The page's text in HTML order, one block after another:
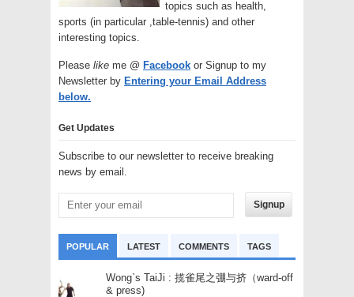
topics such as health,
sports (in particular ,table-tennis) and other
interesting topics.
Please like me @ Facebook or Signup to my
Newsletter by Entering your Email Address
below.
Get Updates
Subscribe to our newsletter to receive breaking
news by email.
Signup
POPULAR LATEST COMMENTS TAGS
Wong`s TaiJi : 揽雀尾之弸与挤（ward-off
& press)